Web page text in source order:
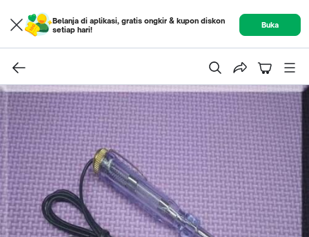
Belanja di aplikasi, gratis ongkir & kupon diskon
setiap hari!
Buka